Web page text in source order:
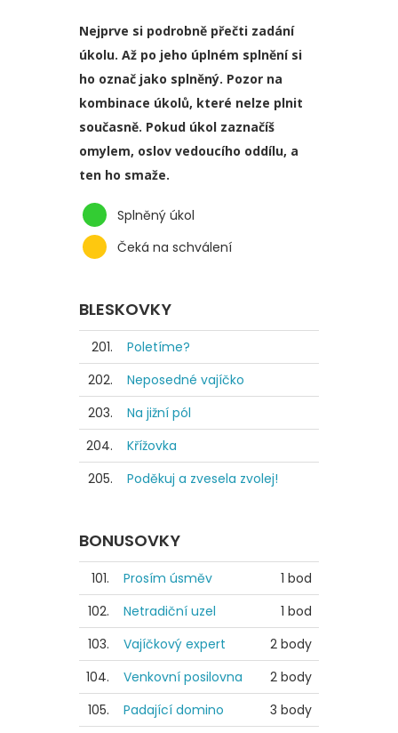
Nejprve si podrobně přečti zadání
úkolu. Až po jeho úplném splnění si
ho označ jako splněný. Pozor na
kombinace úkolů, které nelze plnit
současně. Pokud úkol zaznačíš
omylem, oslov vedoucího oddílu, a
ten ho smaže.
Splněný úkol
Čeká na schválení
BLESKOVKY
201.
Poletíme?
202.
Neposedné vajíčko
203.
Na jižní pól
204.
Křížovka
205.
Poděkuj a zvesela zvolej!
BONUSOVKY
101. Prosím úsměv
1 bod
102.
Netradiční uzel
1 bod
103.
Vajíčkový expert
2 body
104.
Venkovní posilovna
2 body
105.
Padající domino
3 body